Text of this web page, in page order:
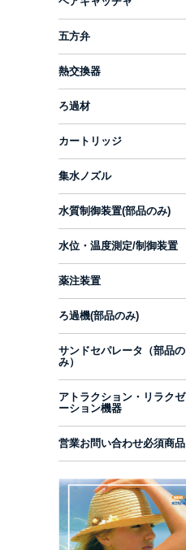
五方弁
熱交換器
ろ過材
カートリッジ
集水ノズル
水質制御装置(部品のみ)
水位・温度測定/制御装置
薬注装置
ろ過機(部品のみ)
サンドセパレータ（部品の
み）
アトラクション・リラクゼ
ーション機器
営業お問い合わせ必須商品